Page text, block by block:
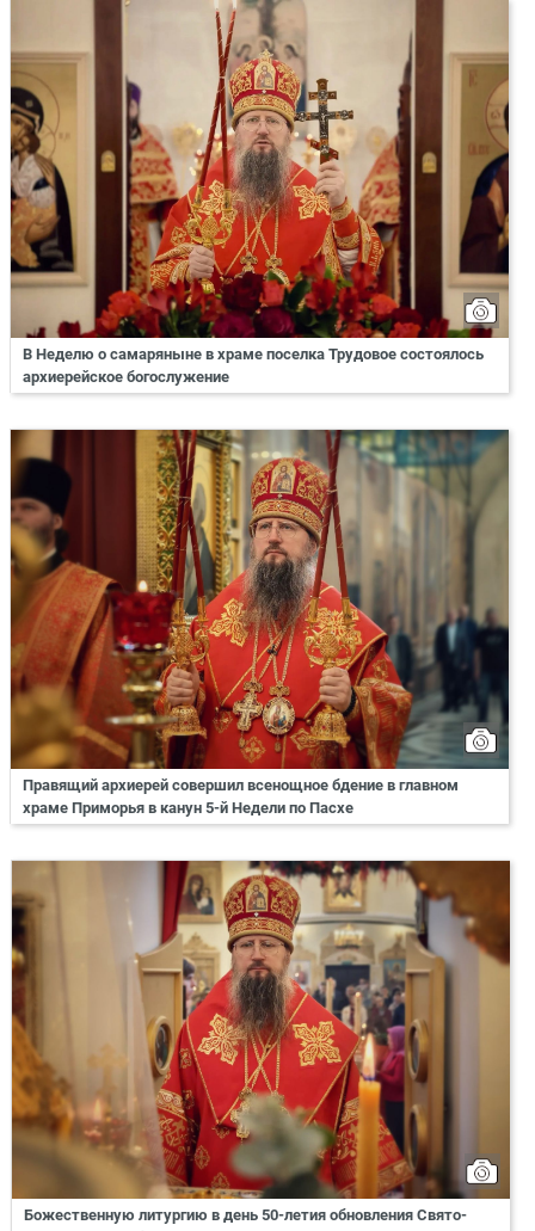
В Неделю о самаряныне в храме поселка Трудовое состоялось
архиерейское богослужение
Правящий архиерей совершил всенощное бдение в главном
храме Приморья в канун 5-й Недели по Пасхе
Божественную литургию в день 50-летия обновления Свято-